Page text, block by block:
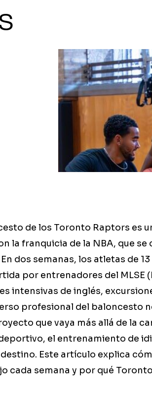
de los Toronto Raptors es
la franquicia de la NBA, que se
dos semanas, los atletas de
por entrenadores del MLSE
intensivas de inglés,
profesional del baloncesto
que vaya más allá de la
el entrenamiento de
Este artículo explica
cada semana y por qué